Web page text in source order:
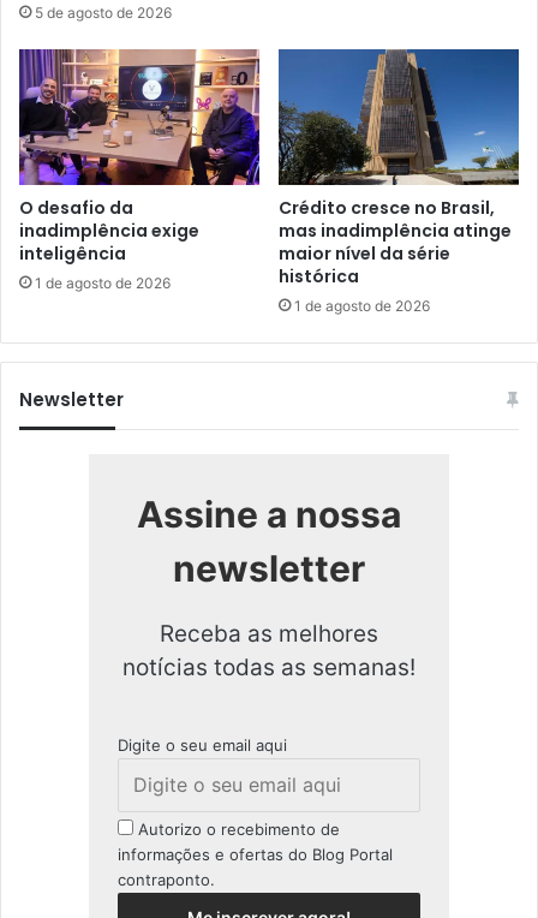
5 de agosto de 2026
O desafio da
inadimplência exige
inteligência
1 de agosto de 2026
Crédito cresce no Brasil,
mas inadimplência atinge
maior nível da série
histórica
1 de agosto de 2026
Newsletter
Assine a nossa
newsletter
Receba as melhores
notícias todas as semanas!
Digite o seu email aqui
Autorizo o recebimento de
informações e ofertas do Blog Portal
contraponto.